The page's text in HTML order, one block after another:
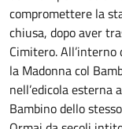
compromettere la
chiusa, dopo aver
Cimitero.
la Madonna col
nell’edicola esterna
Bambino dello